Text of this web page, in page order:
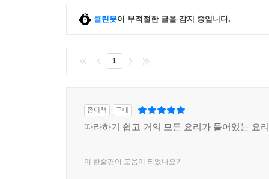
클린봇이 부적절한 글을 감지 중입니다.
1
종이책 구매
따라하기 쉽고 거의 모든 요리가 들어있는 요
이 한줄평이 도움이 되었나요?